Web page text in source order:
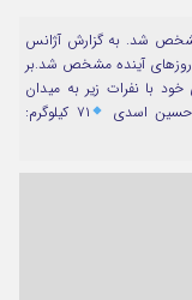
مشخص شد. به گزارش آژانس
روزهای آینده مشخص شد.بر
با نفرات زیر به میدان
۷۱ کیلوگرم: